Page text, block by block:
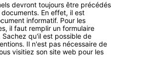
devront toujours être précédés
En effet, il est
informatif. Pour les
il faut remplir un formulaire
qu'il est possible de
Il n'est pas nécessaire de
visitiez son site web pour les